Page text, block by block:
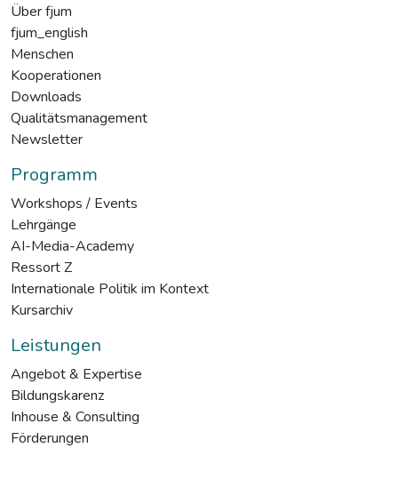
Über fjum
fjum_english
Menschen
Kooperationen
Downloads
Qualitätsmanagement
Newsletter
Programm
Workshops / Events
Lehrgänge
AI-Media-Academy
Ressort Z
Internationale Politik im Kontext
Kursarchiv
Leistungen
Angebot & Expertise
Bildungskarenz
Inhouse & Consulting
Förderungen